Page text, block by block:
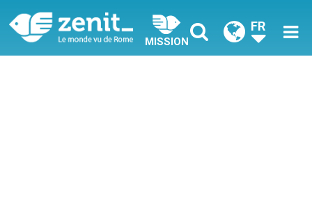
MISSION
FR